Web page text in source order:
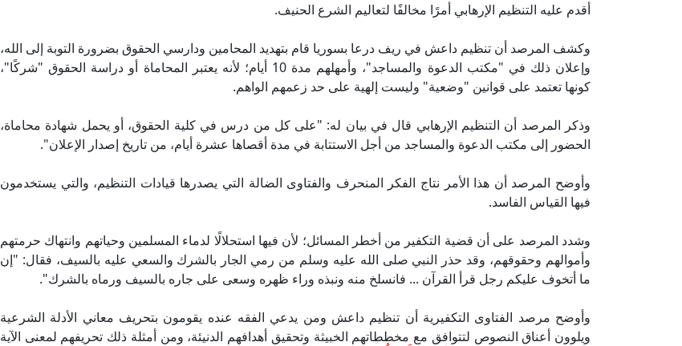
أقدم عليه التنظيم الإرهابي أمرًا مخالفًا لتعاليم الشرع الحنيف.
وكشف المرصد أن تنظيم داعش في ريف درعا بسوريا قام بتهديد المحامين ودارسي الحقوق بضرورة التوبة إلى الله،
وإعلان ذلك في "مكتب الدعوة والمساجد"، وأمهلهم مدة 10 أيام؛ لأنه يعتبر المحاماة أو دراسة الحقوق "شركًا"،
كونها تعتمد على قوانين "وضعية" وليست إلهية على حد زعمهم الواهم.
وذكر المرصد أن التنظيم الإرهابي قال في بيان له: "على كل من درس في كلية الحقوق، أو يحمل شهادة محاماة،
الحضور إلى مكتب الدعوة والمساجد من أجل الاستتابة في مدة أقصاها عشرة أيام، من تاريخ إصدار الإعلان".
وأوضح المرصد أن هذا الأمر نتاج الفكر المنحرف والفتاوى الضالة التي يصدرها قيادات التنظيم، والتي يستخدمون
فيها القياس الفاسد.
وشدد المرصد على أن قضية التكفير من أخطر المسائل؛ لأن فيها استحلالًا لدماء المسلمين وحياتهم وانتهاك حرمتهم
وأموالهم وحقوقهم، وقد حذر النبي صلى الله عليه وسلم من رمي الجار بالشرك والسعي عليه بالسيف، فقال: "إن
ما أتخوف عليكم رجل قرأ القرآن ... فانسلخ منه ونبذه وراء ظهره وسعى على جاره بالسيف ورماه بالشرك".
وأوضح مرصد الفتاوى التكفيرية أن تنظيم داعش ومن يدعي الفقه عنده يقومون بتحريف معاني الأدلة الشرعية
ويلوون أعناق النصوص لتتوافق مع مخططاتهم الخبيثة وتحقيق أهدافهم الدنيئة، ومن أمثلة ذلك تحريفهم لمعنى الآية